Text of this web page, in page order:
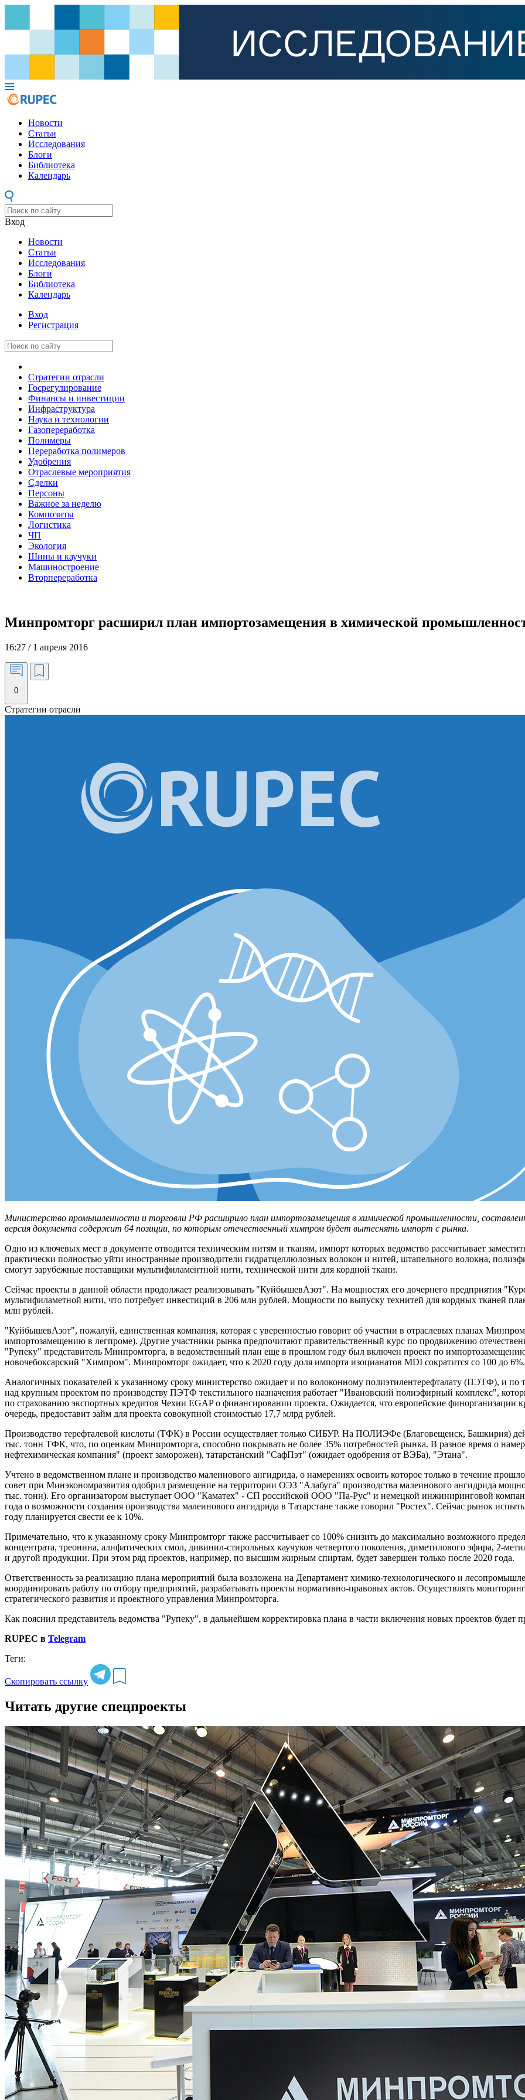
Новости
Статьи
Исследования
Блоги
Библиотека
Календарь
Вход
Новости
Статьи
Исследования
Блоги
Библиотека
Календарь
Вход
Регистрация
Стратегии отрасли
Госрегулирование
Финансы и инвестиции
Инфраструктура
Наука и технологии
Газопереработка
Полимеры
Переработка полимеров
Удобрения
Отраслевые мероприятия
Сделки
Персоны
Важное за неделю
Композиты
Логистика
ЧП
Экология
Шины и каучуки
Машиностроение
Вторпереработка
Минпромторг расширил план импортозамещения в химической
16:27 / 1 апреля 2016
0
Министерство промышленности и торговли РФ расширило план импортозамещения в химической промышленности,
версия документа содержит 64 позиции, по которым отечественный химпром будет вытеснять импорт с рынка.
Одно из ключевых мест в документе отводится техническим нитям и тканям, импорт которых ведомство рассчитывает
практически полностью уйти иностранные производители гидратцеллюлозных волокон и нитей, штапельного волокна,
смогут зарубежные поставщики мультифиламентной нити, технической нити для кордной ткани.
Сейчас проекты в данной области продолжает реализовывать "КуйбышевАзот". На мощностях его дочернего предприятия
мультифиламетной нити, что потребует инвестиций в 206 млн рублей. Мощности по выпуску технитей для кордных тканей
млн рублей.
"КуйбышевАзот", пожалуй, единственная компания, которая с уверенностью говорит об участии в отраслевых планах
импортозамещению в легпроме). Другие участники рынка предпочитают правительственный курс по продвижению
"Рупеку" представитель Минпромторга, в ведомственный план еще в прошлом году был включен проект по
новочебоксарский "Химпром". Минпромторг ожидает, что к 2020 году доля импорта изоцианатов MDI сократится со 100 до 6%.
Аналогичных показателей к указанному сроку министерство ожидает и по волоконному полиэтилентерефталату (ПЭТФ), и по
над крупным проектом по производству ПЭТФ текстильного назначения работает "Ивановский полиэфирный комплекс",
по страхованию экспортных кредитов Чехии EGAP о финансировании проекта. Ожидается, что европейские
очередь, предоставит займ для проекта совокупной стоимостью 17,7 млрд рублей.
Производство терефталевой кислоты (ТФК) в России осуществляет только СИБУР. На ПОЛИЭФе (Благовещенск, Башкирия)
тыс. тонн ТФК, что, по оценкам Минпромторга, способно покрывать не более 35% потребностей рынка. В разное время о
нефтехимическая компания" (проект заморожен), татарстанский "СафПэт" (ожидает одобрения от ВЭБа), "Этана".
Учтено в ведомственном плане и производство малеинового ангидрида, о намерениях освоить которое только в течение
совет при Минэкономразвития одобрил размещение на территории ОЭЗ "Алабуга" производства малеинового ангидрида
тыс. тонн). Его организатором выступает ООО "Каматех" - СП российской ООО "Па-Рус" и немецкой инжиниринговой
года о возможности создания производства малеинового ангидрида в Татарстане также говорил "Ростех". Сейчас рынок
году планируется свести ее к 10%.
Примечательно, что к указанному сроку Минпромторг также рассчитывает со 100% снизить до максимально возможного
концентрата, треонина, алифатических смол, дивинил-стирольных каучуков четвертого поколения, диметилового эфира, 2-
и другой продукции. При этом ряд проектов, например, по высшим жирным спиртам, будет завершен только после 2020 года.
Ответственность за реализацию плана мероприятий была возложена на Департамент химико-технологического и
координировать работу по отбору предприятий, разрабатывать проекты нормативно-правовых актов. Осуществлять
стратегического развития и проектного управления Минпромторга.
Как пояснил представитель ведомства "Рупеку", в дальнейшем корректировка плана в части включения новых проектов будет
RUPEC в Telegram
Теги:
Скопировать ссылку
Читать другие спецпроекты